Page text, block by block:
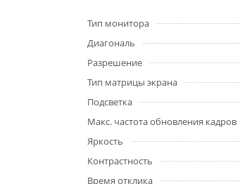
Тип монитора
Диагональ
Разрешение
Тип матрицы экрана
Подсветка
Макс. частота обновления кадров
Яркость
Контрастность
Время отклика